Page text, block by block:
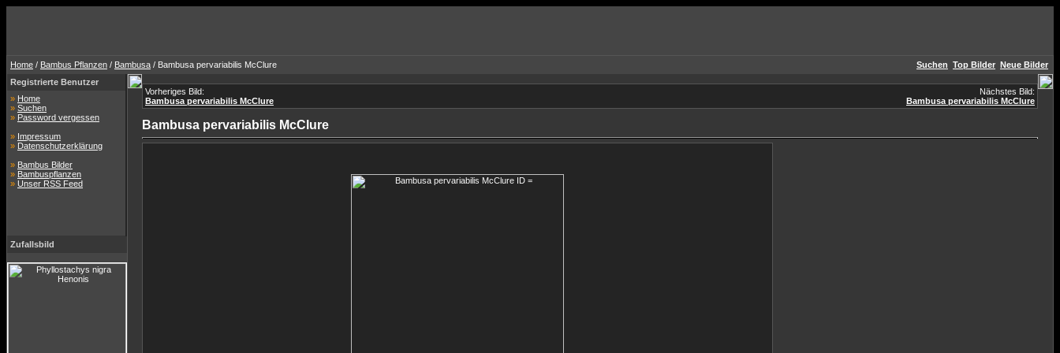
Home / Bambus Pflanzen / Bambusa / Bambusa pervariabilis McClure Suchen Top Bilder Neue Bilder
Registrierte Benutzer
» Home
» Suchen
» Password vergessen
» Impressum
» Datenschutzerklärung
» Bambus Bilder
» Bambuspflanzen
» Unser RSS Feed
Zufallsbild
Vorheriges Bild:
Bambusa pervariabilis McClure
Nächstes Bild:
Bambusa pervariabilis McClure
Bambusa pervariabilis McClure